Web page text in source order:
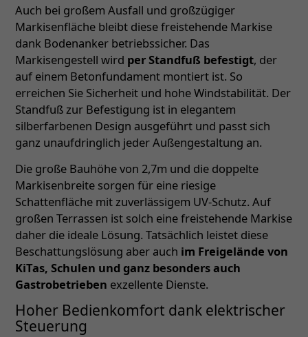
Auch bei großem Ausfall und großzügiger
Markisenfläche bleibt diese freistehende Markise
dank Bodenanker betriebssicher. Das
Markisengestell wird per Standfuß befestigt, der
auf einem Betonfundament montiert ist. So
erreichen Sie Sicherheit und hohe Windstabilität. Der
Standfuß zur Befestigung ist in elegantem
silberfarbenen Design ausgeführt und passt sich
ganz unaufdringlich jeder Außengestaltung an.
Die große Bauhöhe von 2,7m und die doppelte
Markisenbreite sorgen für eine riesige
Schattenfläche mit zuverlässigem UV-Schutz. Auf
großen Terrassen ist solch eine freistehende Markise
daher die ideale Lösung. Tatsächlich leistet diese
Beschattungslösung aber auch im Freigelände von
KiTas, Schulen und ganz besonders auch
Gastrobetrieben exzellente Dienste.
Hoher Bedienkomfort dank elektrischer
Steuerung